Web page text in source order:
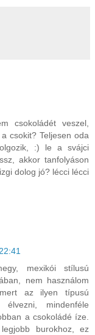
csokoládét veszel,
csokit? Teljesen oda
:) le a svájci
akkor tanfolyáson
dolog jó? lécci lécci
mexikói stílusú
nem használom
az ilyen típusú
élvezni, mindenféle
a csokoládé íze.
burokhoz, ez